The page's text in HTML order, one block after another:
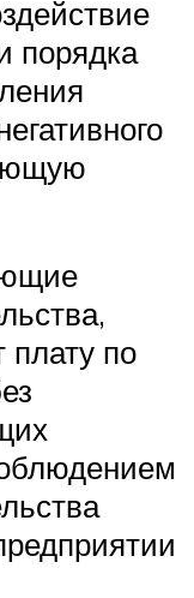
порядка
плату по